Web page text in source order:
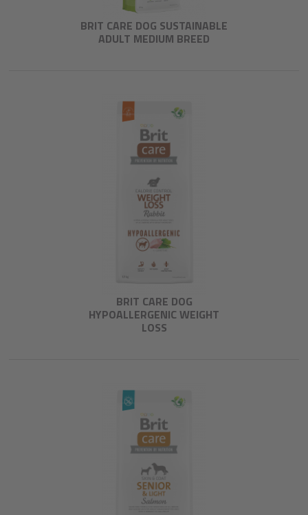
BRIT CARE DOG SUSTAINABLE
ADULT MEDIUM BREED
BRIT CARE DOG
HYPOALLERGENIC WEIGHT
LOSS